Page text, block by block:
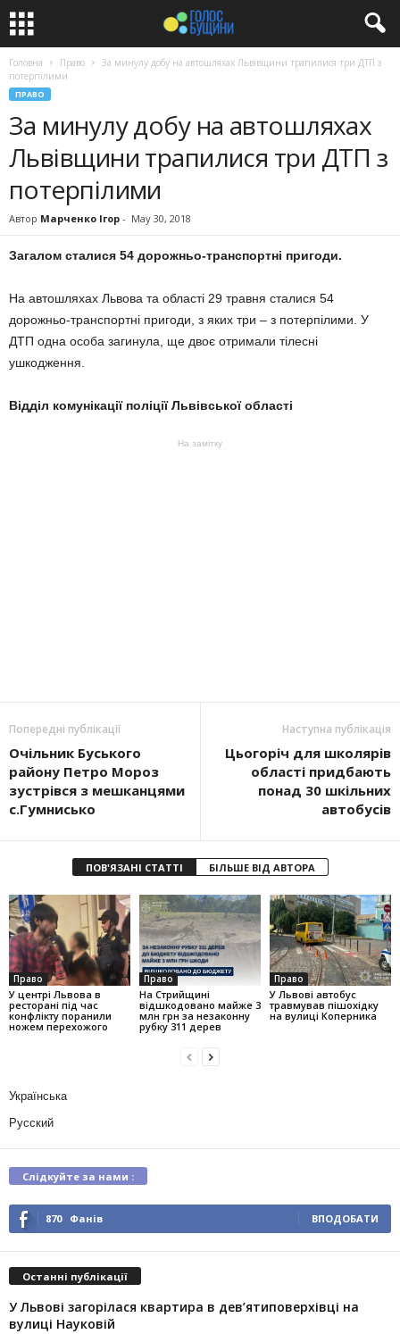
Головна Право
За минулу добу на автошляхах Львівщини трапилися три ДТП з
потерпілими
ПРАВО
За минулу добу на автошляхах
Львівщини трапилися три ДТП з
потерпілими
Автор Марченко Ігор - May 30, 2018
Загалом сталися 54 дорожньо-транспортні пригоди.
На автошляхах Львова та області 29 травня сталися 54
дорожньо-транспортні пригоди, з яких три – з потерпілими. У
ДТП одна особа загинула, ще двоє отримали тілесні
ушкодження.
Відділ комунікації поліції Львівської області
На замітку
Попередні публікації
Очільник Буського
району Петро Мороз
зустрівся з мешканцями
с.Гумнисько
Наступна публікація
Цьогоріч для школярів
області придбають
понад 30 шкільних
автобусів
ПОВ'ЯЗАНІ СТАТТІ БІЛЬШЕ ВІД АВТОРА
Право
У центрі Львова в
ресторані під час
конфлікту поранили
ножем перехожого
Право
На Стрийщині
відшкодовано майже 3
млн грн за незаконну
рубку 311 дерев
Право
У Львові автобус
травмував пішохідку
на вулиці Коперника
Українська
Русский
Слідкуйте за нами :
870 Фанів ВПОДОБАТИ
Останні публікації
У Львові загорілася квартира в дев’ятиповерхівці на
вулиці Науковій